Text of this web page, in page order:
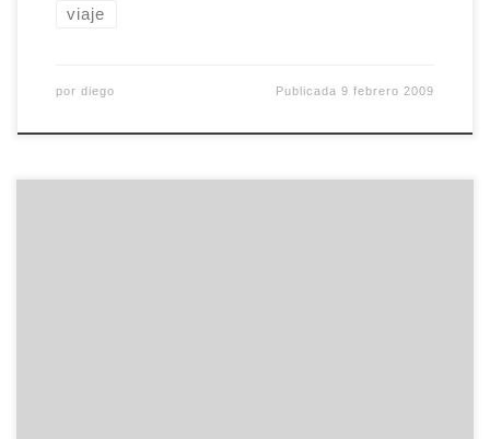
viaje
por diego Publicada9 febrero 2009